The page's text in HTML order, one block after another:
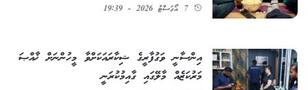
7 އޯގަސްޓު 2026 - 19:39
އިންސާނީ ވަގުފާރީގެ ޝިކާރައަކަށްވާ މީހުންނަށް ޚާއްޞަ
މަރުކަޒެއް މާލޭގައި ގާއިމުކުރަނީ